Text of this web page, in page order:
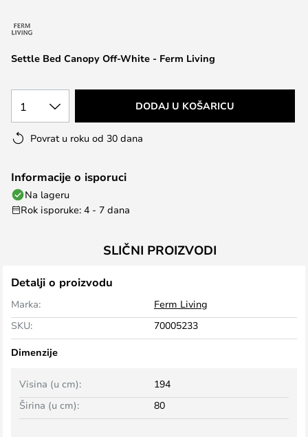
the
gallery
Settle Bed Canopy Off-White - Ferm Living
1 DODAJ U KOŠARICU
Povrat u roku od 30 dana
Informacije o isporuci
Na lageru
Rok isporuke: 4 - 7 dana
SLIČNI PROIZVODI
Detalji o proizvodu
Marka:
Ferm Living
SKU:
70005233
Dimenzije
Širina (u cm): 80
Visina (u cm): 194